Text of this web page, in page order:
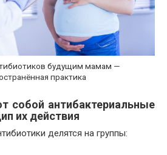
будущим мамам —
практика
собой антибактериальные
их действия
делятся на группы: